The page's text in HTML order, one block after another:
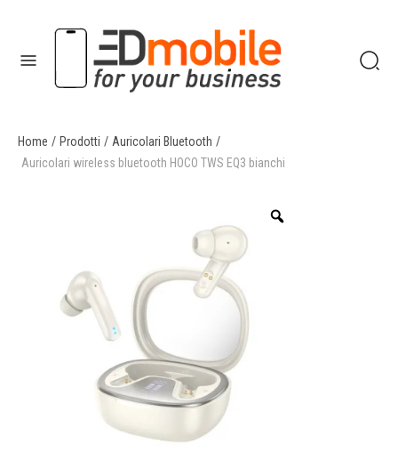
Home / Prodotti / Auricolari Bluetooth /
Auricolari wireless bluetooth HOCO TWS EQ3 bianchi